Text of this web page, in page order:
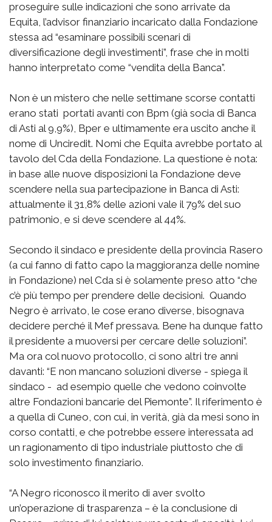
proseguire sulle indicazioni che sono arrivate da
Equita, l’advisor finanziario incaricato dalla Fondazione
stessa ad “esaminare possibili scenari di
diversificazione degli investimenti”, frase che in molti
hanno interpretato come “vendita della Banca”.
Non è un mistero che nelle settimane scorse contatti
erano stati portati avanti con Bpm (già socia di Banca
di Asti al 9,9%), Bper e ultimamente era uscito anche il
nome di Unciredit. Nomi che Equita avrebbe portato al
tavolo del Cda della Fondazione. La questione è nota:
in base alle nuove disposizioni la Fondazione deve
scendere nella sua partecipazione in Banca di Asti:
attualmente il 31,8% delle azioni vale il 79% del suo
patrimonio, e si deve scendere al 44%.
Secondo il sindaco e presidente della provincia Rasero
(a cui fanno di fatto capo la maggioranza delle nomine
in Fondazione) nel Cda si è solamente preso atto “che
c’è più tempo per prendere delle decisioni. Quando
Negro è arrivato, le cose erano diverse, bisognava
decidere perché il Mef pressava. Bene ha dunque fatto
il presidente a muoversi per cercare delle soluzioni”.
Ma ora col nuovo protocollo, ci sono altri tre anni
davanti: “E non mancano soluzioni diverse - spiega il
sindaco - ad esempio quelle che vedono coinvolte
altre Fondazioni bancarie del Piemonte”. Il riferimento è
a quella di Cuneo, con cui, in verità, già da mesi sono in
corso contatti, e che potrebbe essere interessata ad
un ragionamento di tipo industriale piuttosto che di
solo investimento finanziario.
“A Negro riconosco il merito di aver svolto
un’operazione di trasparenza – è la conclusione di